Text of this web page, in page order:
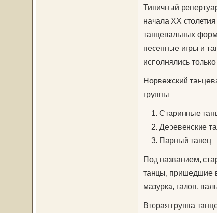
Типичный
начала ХХ
танцевальных
песенные игры и
исполнялись
Норвежский
группы:
1. Старинные
2. Деревенские
3. Парный танец
Под названием,
танцы, пришедшие
мазурка, галоп,
Вторая группа